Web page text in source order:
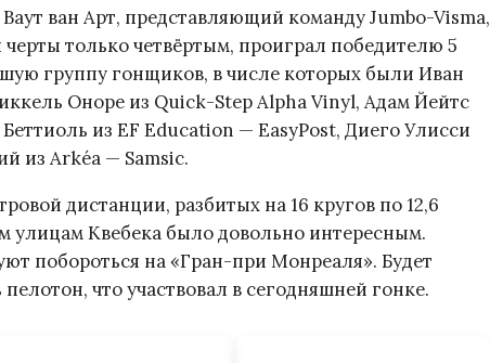
ван Арт, представляющий команду Jumbo-Visma,
только четвёртым, проиграл победителю 5
группу гонщиков, в числе которых были Иван
Оноре из Quick-Step Alpha Vinyl, Адам Йейтс
из EF Education — EasyPost, Диего Улисси
из Arkéa — Samsic.
дистанции, разбитых на 16 кругов по 12,6
Квебека было довольно интересным.
побороться на «Гран-при Монреаля». Будет
что участвовал в сегодняшней гонке.